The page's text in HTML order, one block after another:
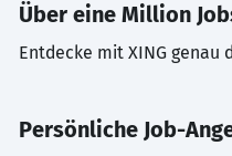
Über eine Million
Entdecke mit XING genau
Persönliche Job-